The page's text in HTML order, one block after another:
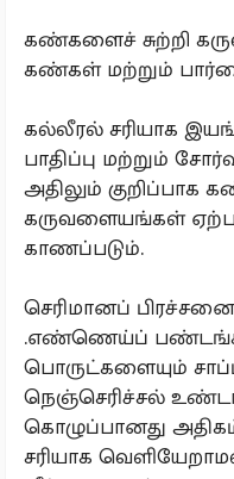
கண்களைச் சுற்றி
கண்கள் மற்றும்
கல்லீரல் சரியாக
பாதிப்பு மற்றும்
அதிலும் குறிப்பாக
கருவளையங்கள்
காணப்படும்.
செரிமானப்
.எண்ணெய்ப்
பொருட்களையும்
நெஞ்செரிச்சல்
கொழுப்பானது
சரியாக